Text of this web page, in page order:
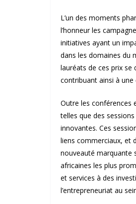
L’un des moments
l’honneur les
initiatives ayant un
dans les domaines du
lauréats de ces prix se
contribuant ainsi à
Outre les conférences
telles que des
innovantes. Ces
liens commerciaux, et
nouveauté marquante
africaines les plus
et services à des
l’entrepreneuriat au